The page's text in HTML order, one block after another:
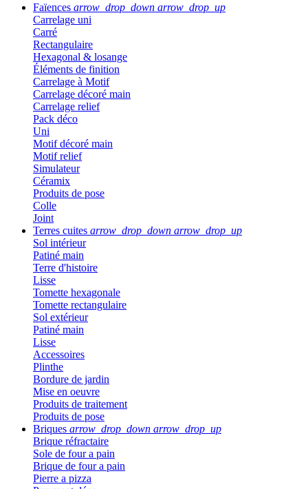
Faïences arrow_drop_down arrow_drop_up
Carrelage uni
Carré
Rectangulaire
Hexagonal & losange
Éléments de finition
Carrelage à Motif
Carrelage décoré main
Carrelage relief
Pack déco
Uni
Motif décoré main
Motif relief
Simulateur
Céramix
Produits de pose
Colle
Joint
Terres cuites arrow_drop_down arrow_drop_up
Sol intérieur
Patiné main
Terre d'histoire
Lisse
Tomette hexagonale
Tomette rectangulaire
Sol extérieur
Patiné main
Lisse
Accessoires
Plinthe
Bordure de jardin
Mise en oeuvre
Produits de traitement
Produits de pose
Briques arrow_drop_down arrow_drop_up
Brique réfractaire
Sole de four a pain
Brique de four a pain
Pierre a pizza